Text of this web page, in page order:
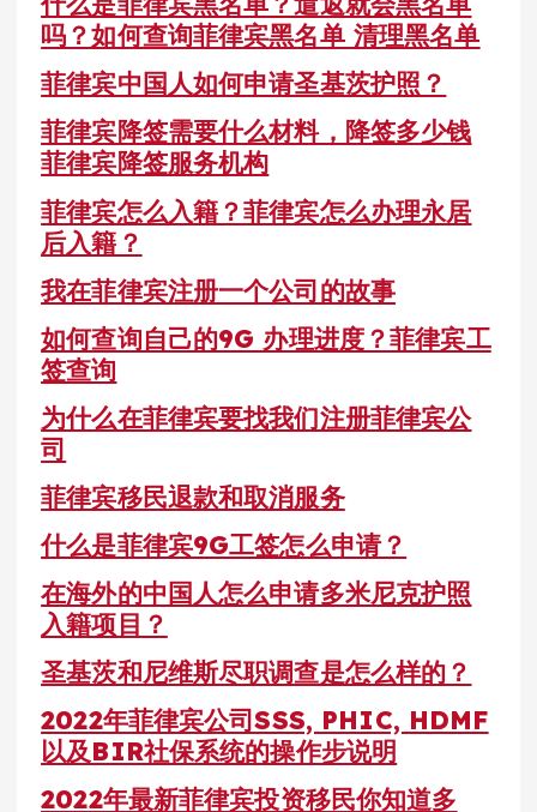
吗？如何查询菲律宾黑名单 清理黑名单
菲律宾中国人如何申请圣基茨护照？
菲律宾降签需要什么材料，降签多少钱
菲律宾降签服务机构
菲律宾怎么入籍？菲律宾怎么办理永居
后入籍？
我在菲律宾注册一个公司的故事
如何查询自己的9G 办理进度？菲律宾工
签查询
为什么在菲律宾要找我们注册菲律宾公
司
菲律宾移民退款和取消服务
什么是菲律宾9G工签怎么申请？
在海外的中国人怎么申请多米尼克护照
入籍项目？
圣基茨和尼维斯尽职调查是怎么样的？
2022年菲律宾公司SSS, PHIC, HDMF
以及BIR社保系统的操作步说明
2022年最新菲律宾投资移民你知道多